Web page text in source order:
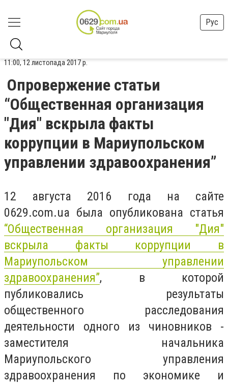
Рус
11:00, 12 листопада 2017 р.
Опровержение статьи
“Общественная организация
"Дия" вскрыла факты
коррупции в Мариупольском
управлении здравоохранения”
12 августа 2016 года на сайте
0629.com.ua была опубликована статья
“Общественная организация "Дия"
вскрыла факты коррупции в
Мариупольском управлении
здравоохранения”, в которой
публиковались результаты
общественного расследования
деятельности одного из чиновников -
заместителя начальника
Мариупольского управления
здравоохранения по экономике и